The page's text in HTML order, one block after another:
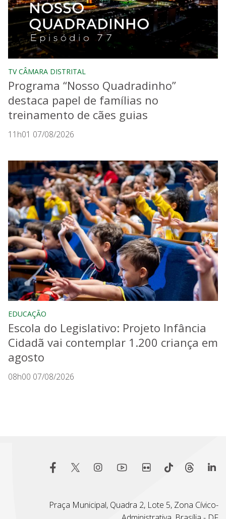
TV CÂMARA DISTRITAL
Programa “Nosso Quadradinho”
destaca papel de famílias no
treinamento de cães guias
11h01 07/08/2026
EDUCAÇÃO
Escola do Legislativo: Projeto Infância
Cidadã vai contemplar 1.200 criança em
agosto
08h00 07/08/2026
Praça Municipal, Quadra 2, Lote 5, Zona Cívico-